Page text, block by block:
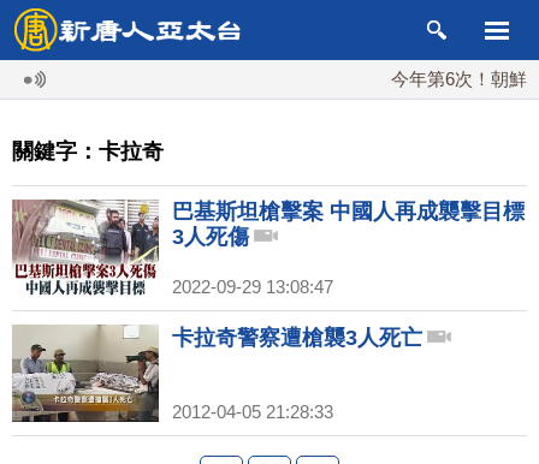
今年第6次！朝鮮
關鍵字：卡拉奇
巴基斯坦槍擊案 中國人再成襲擊目標
3人死傷
2022-09-29 13:08:47
卡拉奇警察遭槍襲3人死亡
2012-04-05 21:28:33